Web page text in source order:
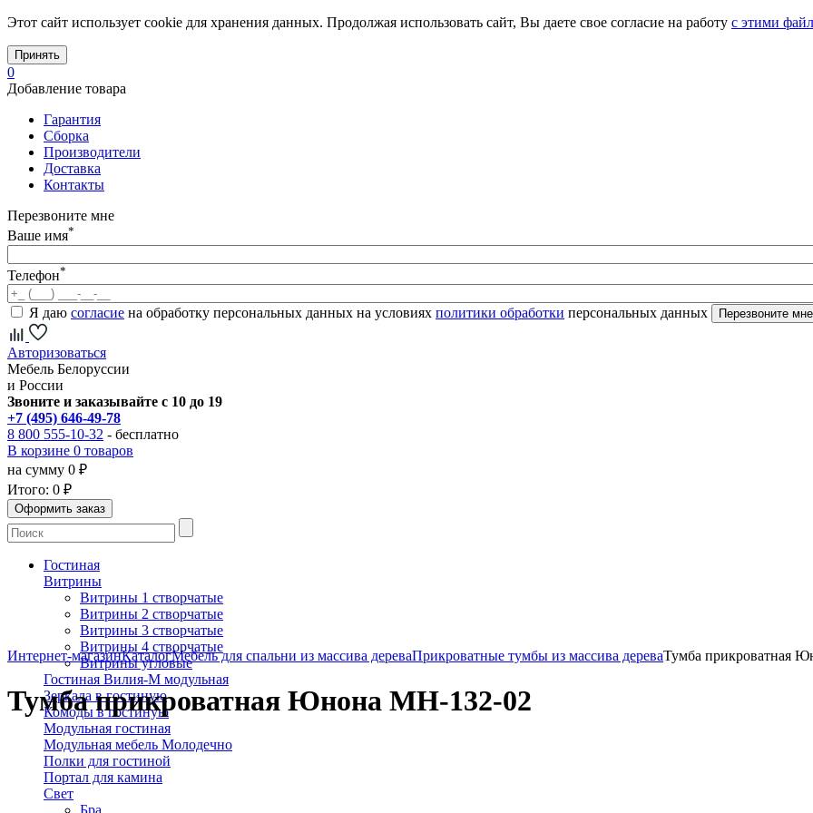
Этот сайт использует cookie для хранения данных. Продолжая использовать сайт, Вы даете свое согласие на работу с этими
Принять
0
Добавление товара
Гарантия
Сборка
Производители
Доставка
Контакты
Перезвоните мне
Ваше имя*
Телефон*
Я даю согласие на обработку персональных данных на условиях политики обработки персональных данных
Авторизоваться
Мебель Белоруссии
и России
Звоните и заказывайте с 10 до 19
+7 (495) 646-49-78
8 800 555-10-32 - бесплатно
В корзине 0 товаров
на сумму 0 ₽
Итого: 0 ₽
Гостиная
Витрины
Витрины 1 створчатые
Витрины 2 створчатые
Витрины 3 створчатые
Витрины 4 створчатые
Витрины угловые
Гостиная Вилия-М модульная
Зеркала в гостиную
Комоды в гостиную
Модульная гостиная
Модульная мебель Молодечно
Полки для гостиной
Портал для камина
Свет
Интернет-магазинКаталогМебель для спальни из массива дереваПрикроватные тумбы из массива дереваТумба прикроватная
Тумба прикроватная Юнона МН-132-02